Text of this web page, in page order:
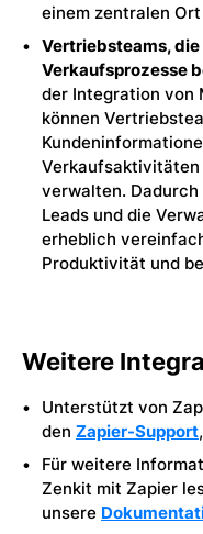
einem zentralen
Vertriebsteams,
Verkaufsprozesse
der Integration von
können
Verkaufsaktivitäten
verwalten.
Leads und die
erheblich
Produktivität und
Weitere
Unterstützt von
den Zapier-Support
Für weitere
Zenkit mit Zapier
unsere